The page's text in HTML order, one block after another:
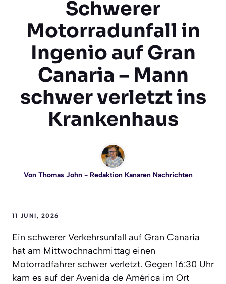
Schwerer
Motorradunfall in
Ingenio auf Gran
Canaria – Mann
schwer verletzt ins
Krankenhaus
Von Thomas John- Redaktion Kanaren Nachrichten
11 JUNI, 2026
Ein schwerer Verkehrsunfall auf Gran Canaria
hat am Mittwochnachmittag einen
Motorradfahrer schwer verletzt. Gegen 16:30 Uhr
kam es auf der Avenida de América im Ort